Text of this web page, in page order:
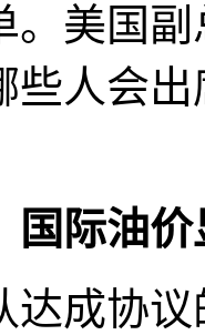
。美国
些人会
国际油
成协议